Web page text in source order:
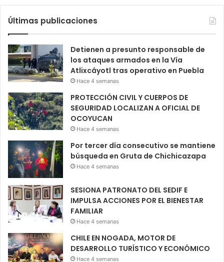
Últimas publicaciones
Detienen a presunto responsable de
los ataques armados en la Vía
Atlixcáyotl tras operativo en Puebla
Hace 4 semanas
PROTECCIÓN CIVIL Y CUERPOS DE
SEGURIDAD LOCALIZAN A OFICIAL DE
OCOYUCAN
Hace 4 semanas
Por tercer día consecutivo se mantiene
búsqueda en Gruta de Chichicazapa
Hace 4 semanas
SESIONA PATRONATO DEL SEDIF E
IMPULSA ACCIONES POR EL BIENESTAR
FAMILIAR
Hace 4 semanas
CHILE EN NOGADA, MOTOR DE
DESARROLLO TURÍSTICO Y ECONÓMICO
Hace 4 semanas